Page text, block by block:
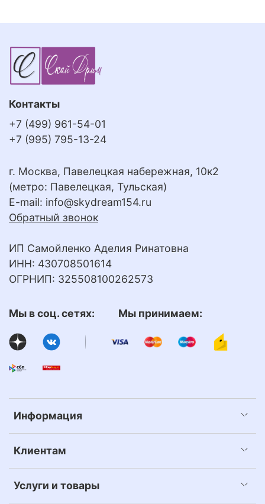
Информация
Клиентам
Услуги и товары
Контакты
+7 (499) 961-54-01
+7 (995) 795-13-24
г. Москва, Павелецкая набережная, 10к2
(метро: Павелецкая, Тульская)
E-mail: info@skydream154.ru
Обратный звонок
ИП Самойленко Аделия Ринатовна
ИНН: 430708501614
ОГРНИП: 325508100262573
Мы в соц. сетях: Мы принимаем: